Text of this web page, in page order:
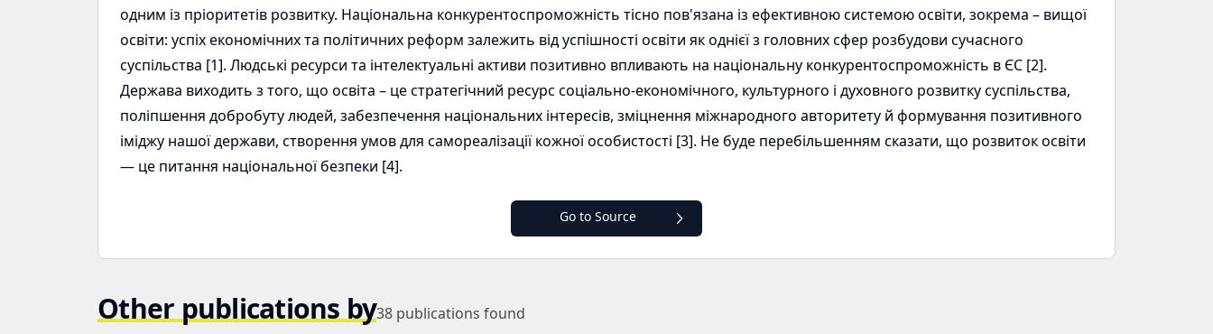
одним із пріоритетів розвитку. Національна конкурентоспроможність тісно пов'язана із ефективною системою освіти, зокрема – вищої
освіти: успіх економічних та політичних реформ залежить від успішності освіти як однієї з головних сфер розбудови сучасного
суспільства [1]. Людські ресурси та інтелектуальні активи позитивно впливають на національну конкурентоспроможність в ЄС [2].
Держава виходить з того, що освіта – це стратегічний ресурс соціально-економічного, культурного і духовного розвитку суспільства,
поліпшення добробуту людей, забезпечення національних інтересів, зміцнення міжнародного авторитету й формування позитивного
іміджу нашої держави, створення умов для самореалізації кожної особистості [3]. Не буде перебільшенням сказати, що розвиток освіти
— це питання національної безпеки [4].
Go to Source
Other publications by38 publications found